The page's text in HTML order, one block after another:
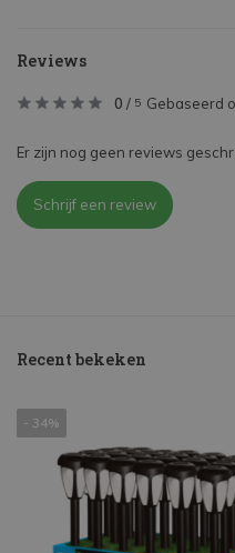
Reviews
0 / 5 Gebaseerd
Er zijn nog geen reviews
Schrijf een review
Recent bekeken
- 34%